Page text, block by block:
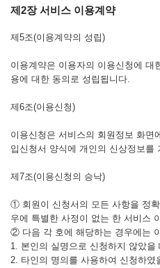
제2장 서비스 이용계약
제5조(이용계약의 성립)
이용계약은 이용자의 이용신청에 대
용에 대한 동의로 성립됩니다.
제6조(이용신청)
이용신청은 서비스의 회원정보 화면
입신청서 양식에 개인의 신상정보를
제7조(이용신청의 승낙)
① 회원이 신청서의 모든 사항을 정
우에 특별한 사정이 없는 한 서비스
② 다음 각 호에 해당하는 경우에는
1. 본인의 실명으로 신청하지 않았을
2. 타인의 명의를 사용하여 신청하였